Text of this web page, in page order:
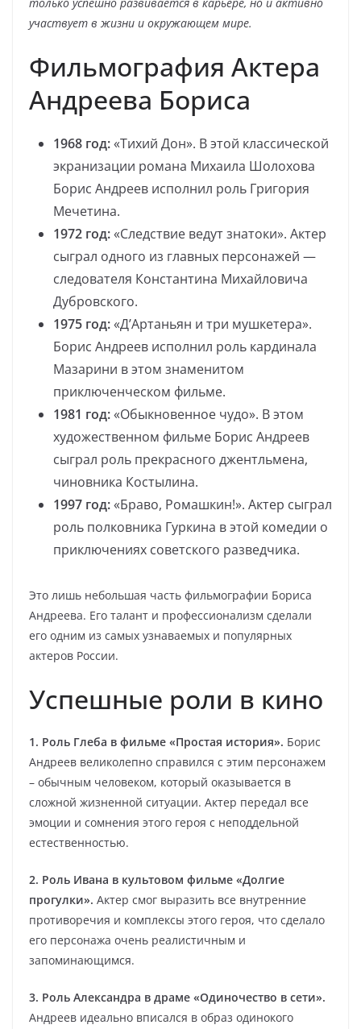
участвует в жизни и окружающем мире.
Фильмография Актера
Андреева Бориса
1968 год:«Тихий Дон». В этой классической
экранизации романа Михаила Шолохова
Борис Андреев исполнил роль Григория
Мечетина.
1972 год:«Следствие ведут знатоки». Актер
сыграл одного из главных персонажей —
следователя Константина Михайловича
Дубровского.
1975 год:«Д’Артаньян и три мушкетера».
Борис Андреев исполнил роль кардинала
Мазарини в этом знаменитом
приключенческом фильме.
1981 год:«Обыкновенное чудо». В этом
художественном фильме Борис Андреев
сыграл роль прекрасного джентльмена,
чиновника Костылина.
1997 год:«Браво, Ромашкин!». Актер сыграл
роль полковника Гуркина в этой комедии о
приключениях советского разведчика.
Это лишь небольшая часть фильмографии Бориса
Андреева. Его талант и профессионализм сделали
его одним из самых узнаваемых и популярных
актеров России.
Успешные роли в кино
1. Роль Глеба в фильме «Простая история». Борис
Андреев великолепно справился с этим персонажем
– обычным человеком, который оказывается в
сложной жизненной ситуации. Актер передал все
эмоции и сомнения этого героя с неподдельной
естественностью.
2. Роль Ивана в культовом фильме «Долгие
прогулки». Актер смог выразить все внутренние
противоречия и комплексы этого героя, что сделало
его персонажа очень реалистичным и
запоминающимся.
3. Роль Александра в драме «Одиночество в сети».
Андреев идеально вписался в образ одинокого